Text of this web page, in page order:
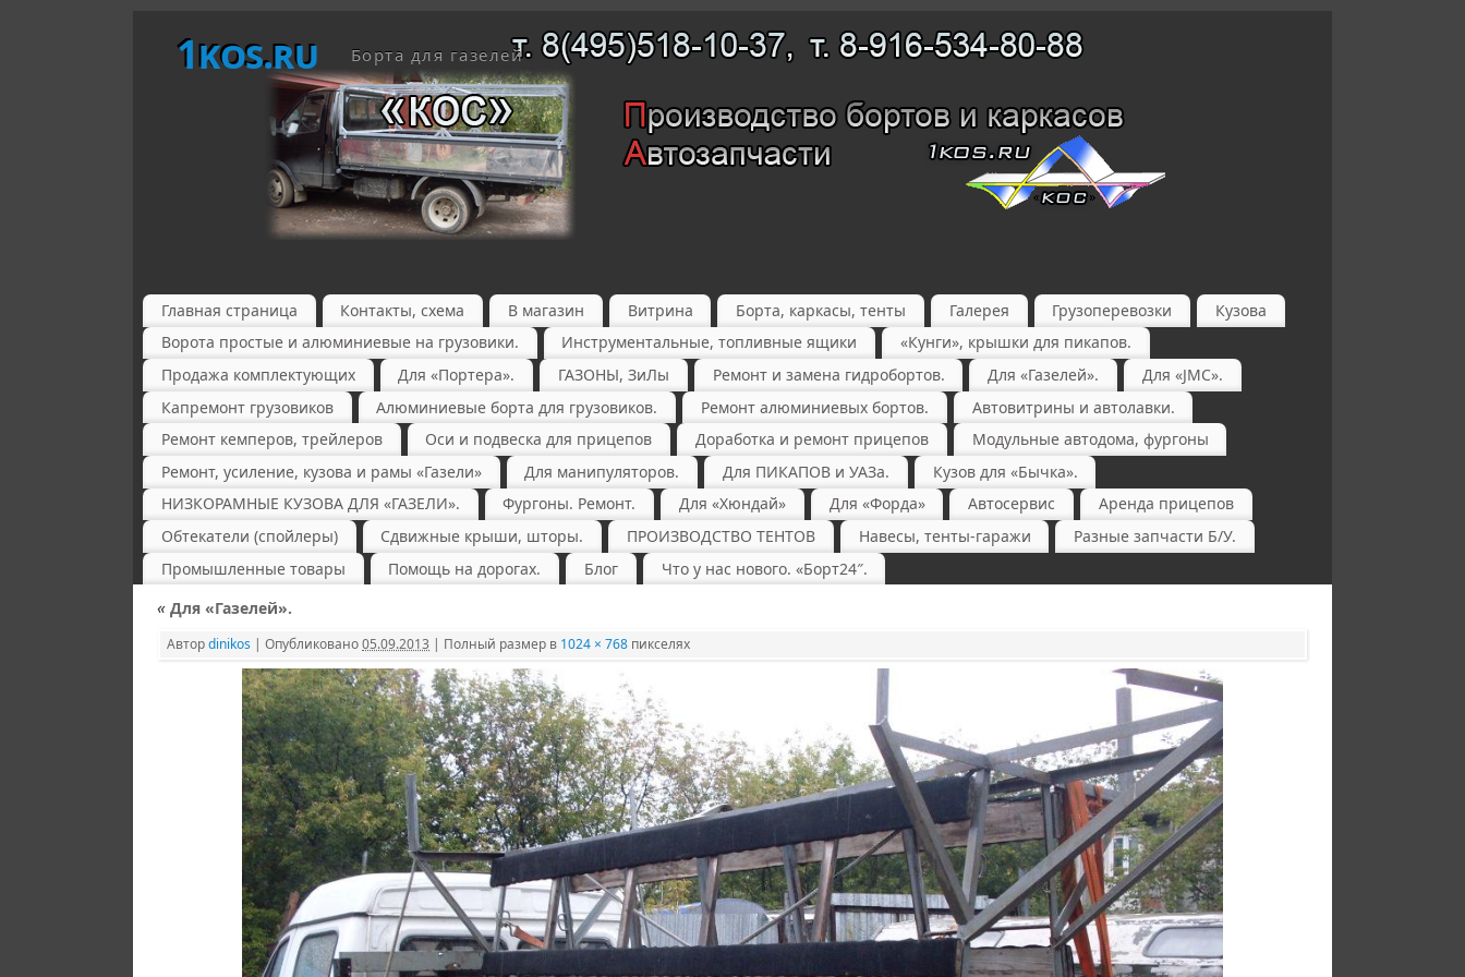
1kos.ru Борта для газелей
Главная страница Контакты, схема В магазин Витрина Борта, каркасы, тенты Галерея Грузоперевозки
Кузова
Ворота простые и алюминиевые на грузовики.
Инструментальные, топливные ящики
«Кунги», крышки для пикапов.
Продажа комплектующих
Для «Портера». ГАЗОНЫ, ЗиЛы Ремонт и замена гидробортов. Для «Газелей».
Для «JMC».
Капремонт грузовиков
Алюминиевые борта для грузовиков. Ремонт алюминиевых бортов.
Автовитрины и автолавки.
Ремонт кемперов, трейлеров
Оси и подвеска для прицепов Доработка и ремонт прицепов
Модульные автодома, фургоны
Ремонт, усиление, кузова и рамы «Газели»
Для манипуляторов. Для ПИКАПОВ и УАЗа.
Кузов для «Бычка».
НИЗКОРАМНЫЕ КУЗОВА ДЛЯ «ГАЗЕЛИ».
Фургоны. Ремонт. Для «Хюндай» Для «Форда» Автосервис
Аренда прицепов
Обтекатели (спойлеры)
Сдвижные крыши, шторы. ПРОИЗВОДСТВО ТЕНТОВ Навесы, тенты-гаражи
Разные запчасти Б/У.
Промышленные товары
Помощь на дорогах. Блог Что у нас нового. «Борт24″.
« Для «Газелей».
Авторdinikos | Опубликовано05.09.2013 | Полный размер в 1024 × 768 пикселях